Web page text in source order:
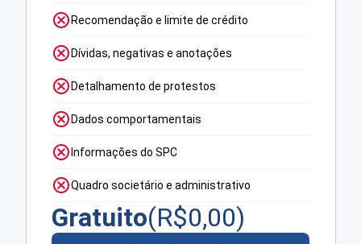
Recomendação e limite de crédito
Dívidas, negativas e anotações
Detalhamento de protestos
Dados comportamentais
Informações do SPC
Quadro societário e administrativo
Gratuito(R$0,00)